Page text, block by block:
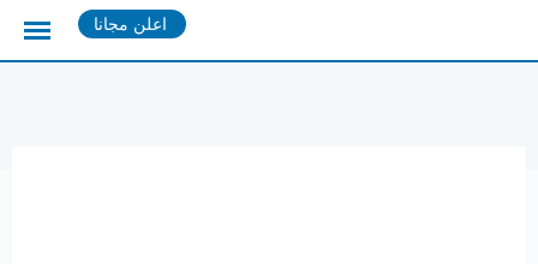
اعلن مجانا